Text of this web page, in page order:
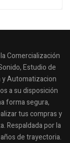
Comercialización
Estudio de
y Automatizacion
a su disposición
forma segura,
tus compras y
Respaldada por la
de trayectoria.